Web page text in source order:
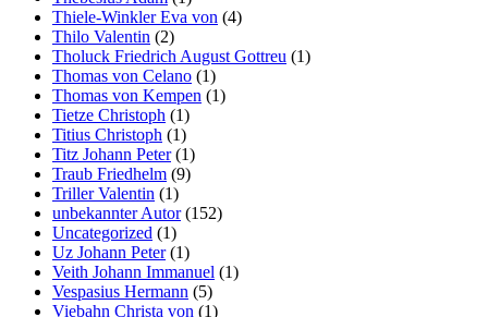
Thiele-Winkler Eva von (4)
Thilo Valentin (2)
Tholuck Friedrich August Gottreu (1)
Thomas von Celano (1)
Thomas von Kempen (1)
Tietze Christoph (1)
Titius Christoph (1)
Titz Johann Peter(1)
Traub Friedhelm (9)
Triller Valentin (1)
unbekannter Autor(152)
Uncategorized (1)
Uz Johann Peter(1)
Veith Johann Immanuel (1)
Vespasius Hermann (5)
Viebahn Christa von (1)